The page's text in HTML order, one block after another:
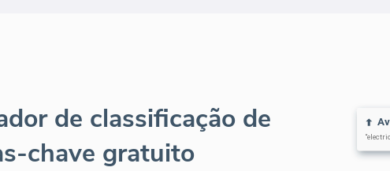
de classificação de
chave gratuito